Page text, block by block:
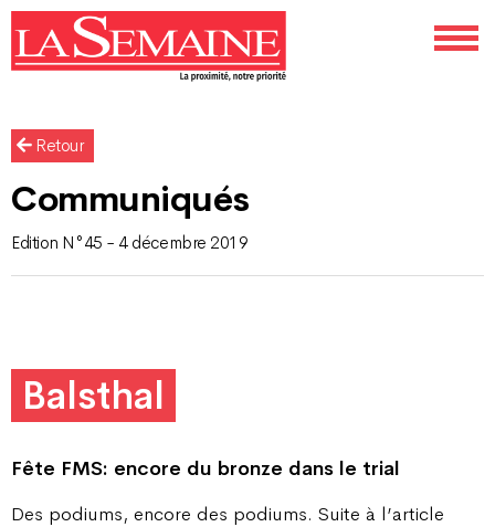
Retour
Communiqués
Edition N°45 - 4 décembre 2019
Balsthal
Fête FMS: encore du bronze dans le trial
Des podiums, encore des podiums. Suite à l’article